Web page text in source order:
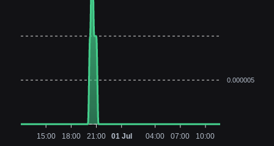
0.000005
15:00 18:00 21:00 01 Jul 04:00 07:00 10:00